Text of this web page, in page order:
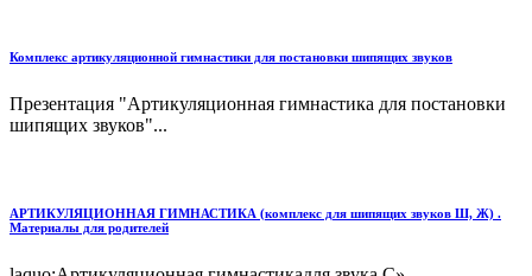
Комплекс артикуляционной гимнастики для постановки шипящих звуков
Презентация "Артикуляционная гимнастика для постановки
шипящих звуков"...
АРТИКУЛЯЦИОННАЯ ГИМНАСТИКА (комплекс для шипящих звуков Ш, Ж) .
Материалы для родителей